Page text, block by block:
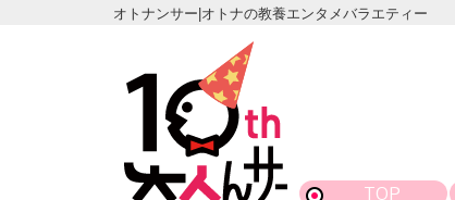
オトナンサー|オトナの教養エンタメバラエティー
TOP